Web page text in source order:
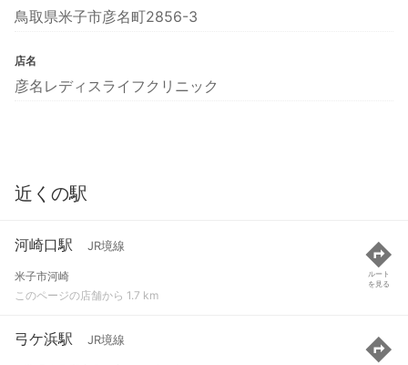
鳥取県米子市彦名町2856-3
店名
彦名レディスライフクリニック
近くの駅
河崎口駅 JR境線
米子市河崎
このページの店舗から 1.7 km
ルート
を見る
弓ケ浜駅 JR境線